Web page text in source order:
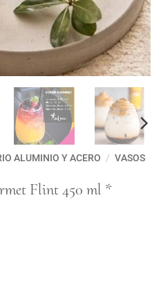
ALUMINIO Y ACERO / VASOS
Flint 450 ml *